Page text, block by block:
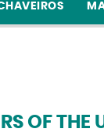
OF THE